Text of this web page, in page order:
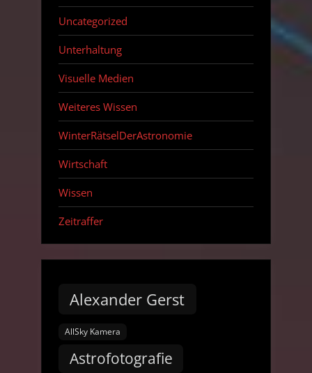
Uncategorized
Unterhaltung
Visuelle Medien
Weiteres Wissen
WinterRätselDerAstronomie
Wirtschaft
Wissen
Zeitraffer
Alexander Gerst
AllSky Kamera
Astrofotografie